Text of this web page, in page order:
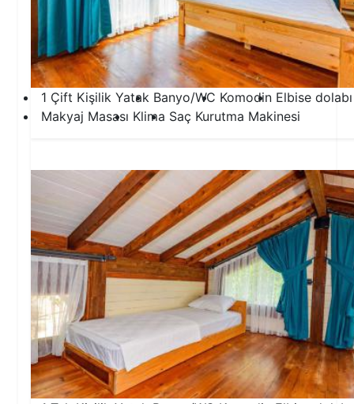
1 Çift Kişilik Yatak Banyo/WC Komodin Elbise dolabı
Makyaj Masası Klima Saç Kurutma Makinesi